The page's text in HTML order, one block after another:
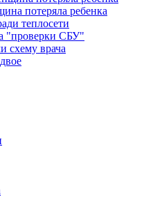
потеряла ребенка
теплосети
"проверки СБУ"
схему врача